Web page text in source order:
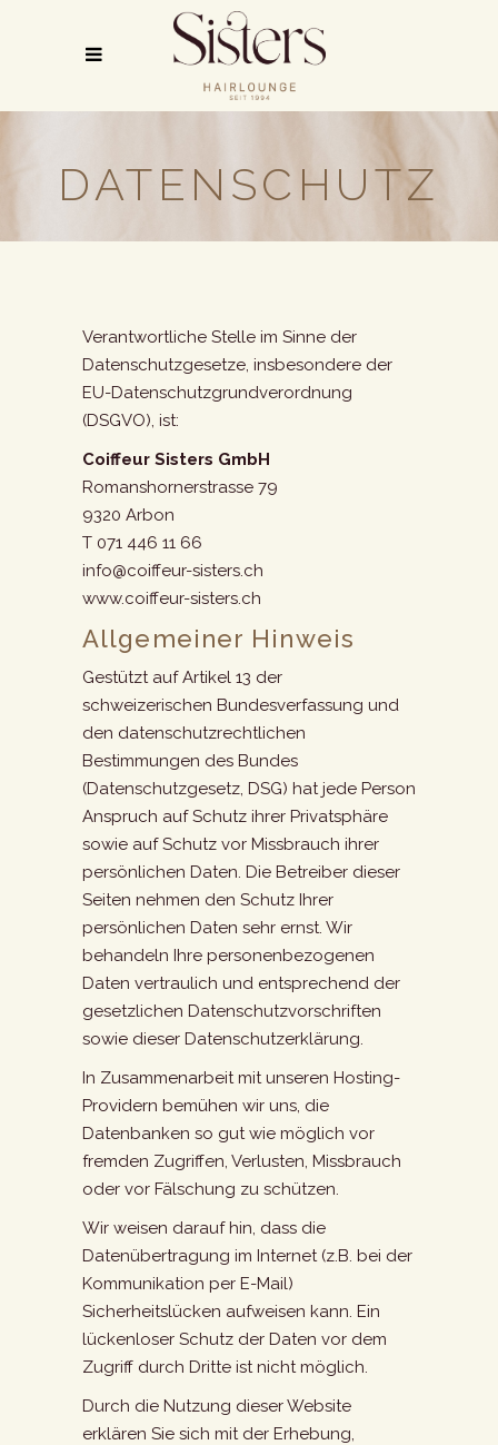
DATENSCHUTZ
Verantwortliche Stelle im Sinne der
Datenschutzgesetze, insbesondere der
EU-Datenschutzgrundverordnung
(DSGVO), ist:
Coiffeur Sisters GmbH
Romanshornerstrasse 79
9320 Arbon
T 071 446 11 66
info@coiffeur-sisters.ch
www.coiffeur-sisters.ch
Allgemeiner Hinweis
Gestützt auf Artikel 13 der
schweizerischen Bundesverfassung und
den datenschutzrechtlichen
Bestimmungen des Bundes
(Datenschutzgesetz, DSG) hat jede Person
Anspruch auf Schutz ihrer Privatsphäre
sowie auf Schutz vor Missbrauch ihrer
persönlichen Daten. Die Betreiber dieser
Seiten nehmen den Schutz Ihrer
persönlichen Daten sehr ernst. Wir
behandeln Ihre personenbezogenen
Daten vertraulich und entsprechend der
gesetzlichen Datenschutzvorschriften
sowie dieser Datenschutzerklärung.
In Zusammenarbeit mit unseren Hosting-
Providern bemühen wir uns, die
Datenbanken so gut wie möglich vor
fremden Zugriffen, Verlusten, Missbrauch
oder vor Fälschung zu schützen.
Wir weisen darauf hin, dass die
Datenübertragung im Internet (z.B. bei der
Kommunikation per E-Mail)
Sicherheitslücken aufweisen kann. Ein
lückenloser Schutz der Daten vor dem
Zugriff durch Dritte ist nicht möglich.
Durch die Nutzung dieser Website
erklären Sie sich mit der Erhebung,